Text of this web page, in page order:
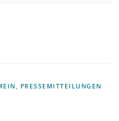
, PRESSEMITTEILUNGEN